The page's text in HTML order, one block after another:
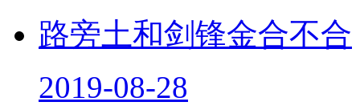
路旁土和剑锋金合不合
2019-08-28